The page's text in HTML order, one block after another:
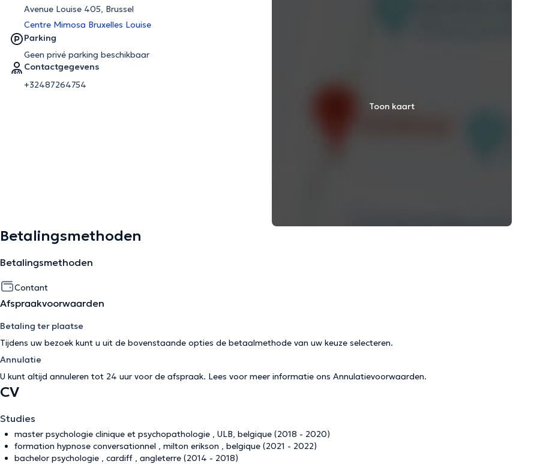
Avenue Louise 405, Brussel
Centre Mimosa Bruxelles Louise
Parking
Geen privé parking beschikbaar
Contactgegevens
+32487264754
Toon kaart
Betalingsmethoden
Betalingsmethoden
Contant
Afspraakvoorwaarden
Betaling ter plaatse
Tijdens uw bezoek kunt u uit de bovenstaande opties de betaalmethode van uw keuze selecteren.
Annulatie
U kunt altijd annuleren tot 24 uur voor de afspraak. Lees voor meer informatie ons Annulatievoorwaarden.
CV
Studies
master psychologie clinique et psychopathologie , ULB, belgique (2018 - 2020)
formation hypnose conversationnel , milton erikson , belgique (2021 - 2022)
bachelor psychologie , cardiff , angleterre (2014 - 2018)